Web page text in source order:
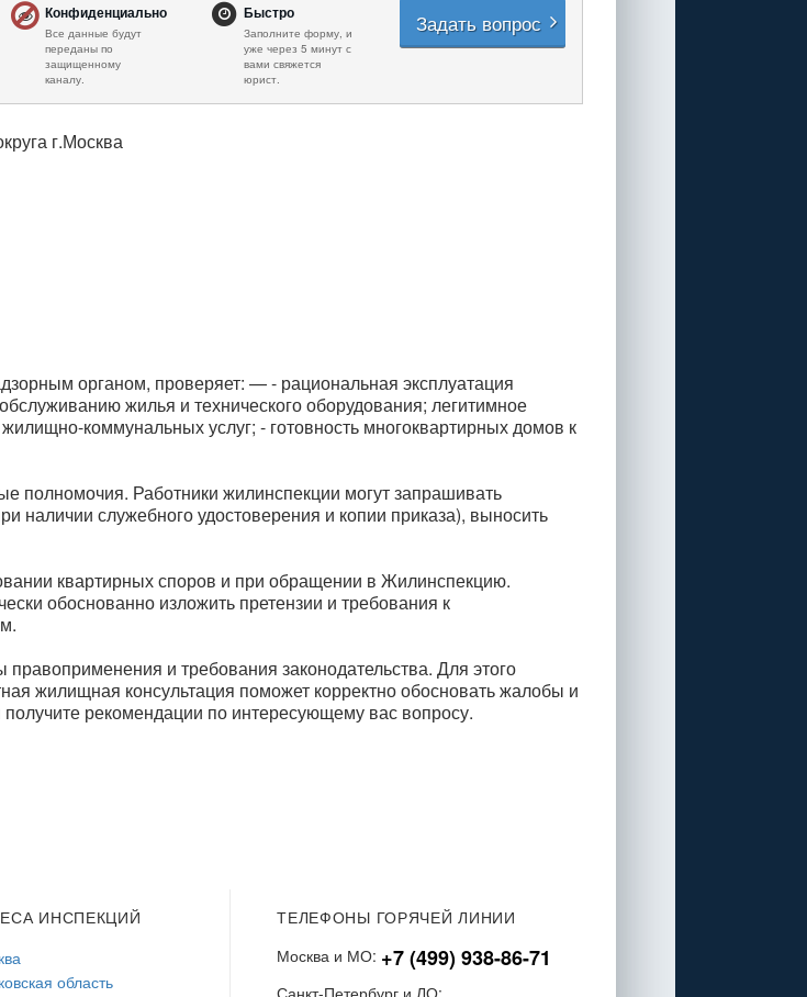
Конфиденциально
Все данные будут
переданы по
защищенному
каналу.
Быстро
Заполните форму, и
уже через 5 минут с
вами свяжется
юрист.
Задать вопрос
г.Москва
органом, проверяет: — - рациональная эксплуатация
жилья и технического оборудования; легитимное
коммунальных услуг; - готовность многоквартирных домов к
Работники жилинспекции могут запрашивать
служебного удостоверения и копии приказа), выносить
квартирных споров и при обращении в Жилинспекцию.
обоснованно изложить претензии и требования к
и требования законодательства. Для этого
жилищная консультация поможет корректно обосновать жалобы и
рекомендации по интересующему вас вопросу.
ИНСПЕКЦИЙ
область
ТЕЛЕФОНЫ ГОРЯЧЕЙ ЛИНИИ
Москва и МО: +7 (499) 938-86-71